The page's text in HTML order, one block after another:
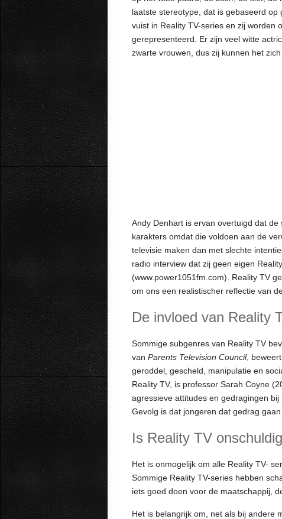
laatste stereotype, dat is gebaseerd
vuist in Reality TV-series en zij worden
gerepresenteerd. Er zijn veel witte
zwarte vrouwen, dus zij kunnen het
Andy Denhart is ervan overtuigd dat
karakters omdat die voldoen aan de
televisie maken dan met slechte
radio interview dat zij geen eigen
(www.power1051fm.com). Reality TV
om ons een realistischer reflectie van
De invloed van Reality
Sommige subgenres van Reality TV
van Parents Television Council,
geroddel, gescheld, manipulatie en
Reality TV, is professor Sarah Coyne
agressieve attitudes en gedragingen
Gevolg is dat jongeren dat gedrag gaan
Is Reality TV
Het is onmogelijk om alle Reality TV-
Sommige Reality TV-series hebben
iets goed doen voor de maatschappij,
Het is belangrijk om, net als bij andere